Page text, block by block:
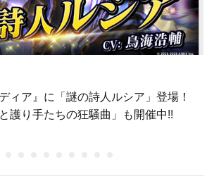
ィア』に「謎の詩人ルシア」登場！
護り手たちの狂騒曲」も開催中!!